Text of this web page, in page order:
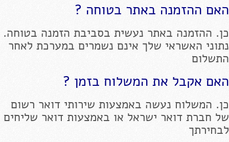
האם ההזמנה באתר בטוחה ?
כן. ההזמנה באתר נעשית בסביבת הזמנה בטוחה.
נתוני האשראי שלך אינם נשמרים במערכת לאחר
התשלום
האם אקבל את המשלוח בזמן ?
כן. המשלוח נעשה באמצעות שירותי דואר רשום
של חברת דואר ישראל או באמצעות דואר שליחים
לבחירתך